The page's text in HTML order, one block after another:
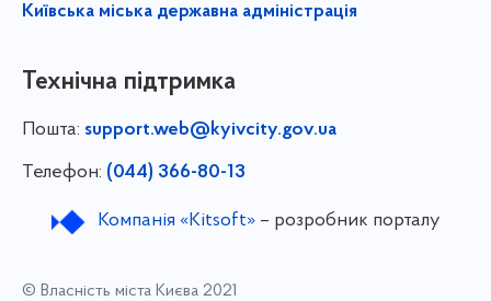
Київська міська державна адміністрація
Технічна підтримка
Пошта: support.web@kyivcity.gov.ua
Телефон: (044) 366-80-13
Компанія «Kitsoft»– розробник порталу
© Власність міста Києва 2021